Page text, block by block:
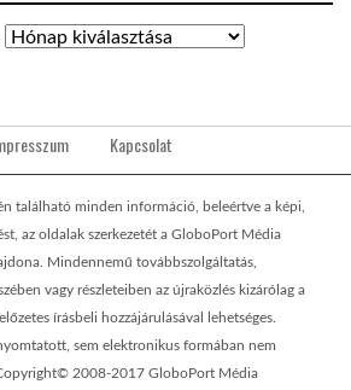
Kapcsolat
található minden információ, beleértve a képi,
az oldalak szerkezetét a GloboPort Média
Mindennemű továbbszolgáltatás,
vagy részleteiben az újraközlés kizárólag a
írásbeli hozzájárulásával lehetséges.
sem elektronikus formában nem
2008-2017 GloboPort Média